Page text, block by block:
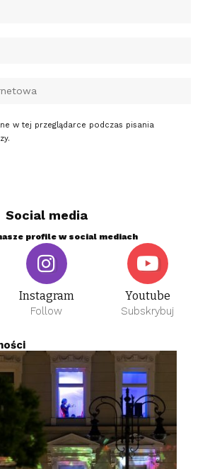
w tej przeglądarce podczas pisania
Social media
profile w social mediach
Instagram
Follow
Youtube
Subskrybuj